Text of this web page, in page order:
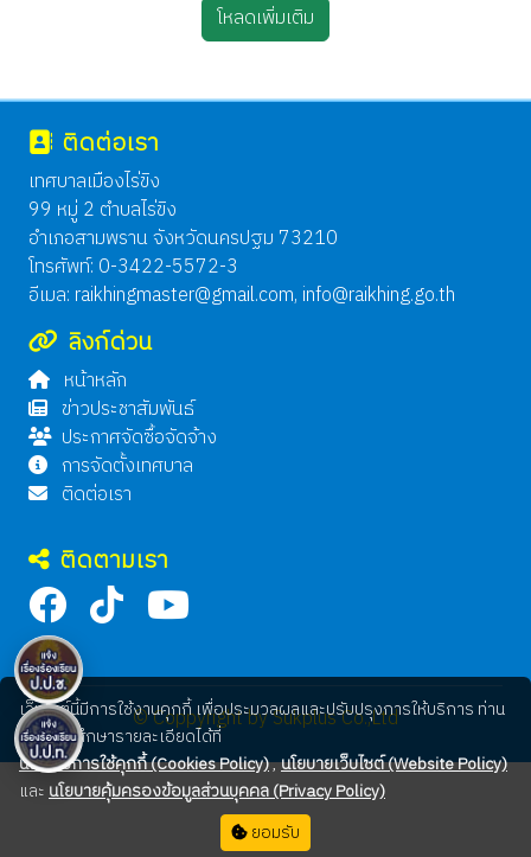
โหลดเพิ่มเติม
ติดต่อเรา
เทศบาลเมืองไร่ขิง
99 หมู่ 2 ตำบลไร่ขิง
อำเภอสามพราน จังหวัดนครปฐม 73210
โทรศัพท์: 0-3422-5572-3
อีเมล: raikhingmaster@gmail.com, info@raikhing.go.th
ลิงก์ด่วน
หน้าหลัก
ข่าวประชาสัมพันธ์
ประกาศจัดซื้อจัดจ้าง
การจัดตั้งเทศบาล
ติดต่อเรา
ติดตามเรา
© Coppyright by Sukplus Co.,Ltd
เว็บไซต์นี้มีการใช้งานคุกกี้ เพื่อประมวลผลและปรับปรุงการให้บริการ ท่าน
สามารถศึกษารายละเอียดได้ที่
นโยบายการใช้คุกกี้ (Cookies Policy),นโยบายเว็บไซต์ (Website Policy)
และนโยบายคุ้มครองข้อมูลส่วนบุคคล (Privacy Policy)
ยอมรับ